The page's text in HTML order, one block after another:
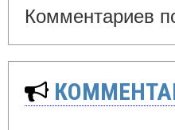
Комментариев